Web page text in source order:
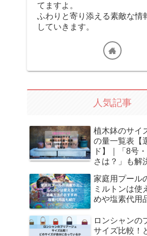
てますよ。
ふわりと寄り添える素敵な情
していきます。
人気記事
植木鉢のサイ
の量一覧表【
ド】｜「8号
さは？」も解
家庭用プール
ミルトンは使
めや塩素代用
ロンシャンの
サイズ比較！